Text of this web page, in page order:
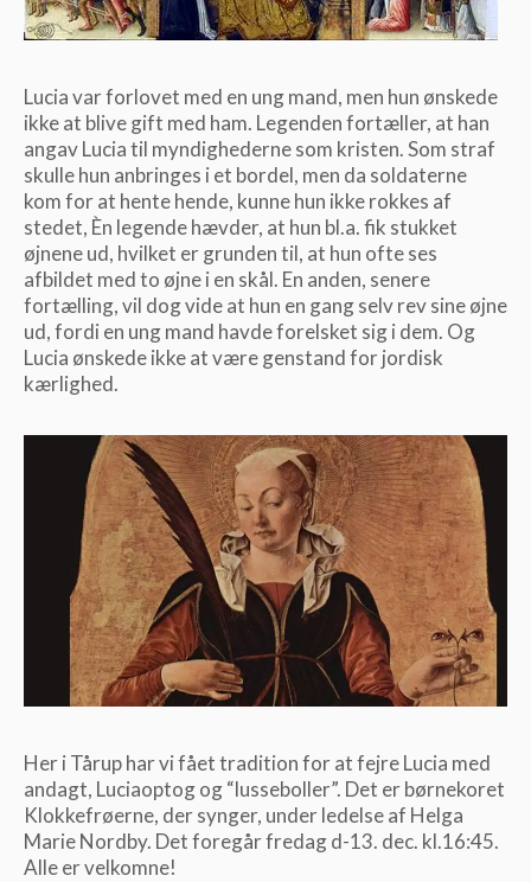
Lucia var forlovet med en ung mand, men hun ønskede
ikke at blive gift med ham. Legenden fortæller, at han
angav Lucia til myndighederne som kristen. Som straf
skulle hun anbringes i et bordel, men da soldaterne
kom for at hente hende, kunne hun ikke rokkes af
stedet, Èn legende hævder, at hun bl.a. fik stukket
øjnene ud, hvilket er grunden til, at hun ofte ses
afbildet med to øjne i en skål. En anden, senere
fortælling, vil dog vide at hun en gang selv rev sine øjne
ud, fordi en ung mand havde forelsket sig i dem. Og
Lucia ønskede ikke at være genstand for jordisk
kærlighed.
Her i Tårup har vi fået tradition for at fejre Lucia med
andagt, Luciaoptog og “lusseboller”. Det er børnekoret
Klokkefrøerne, der synger, under ledelse af Helga
Marie Nordby. Det foregår fredag d-13. dec. kl.16:45.
Alle er velkomne!